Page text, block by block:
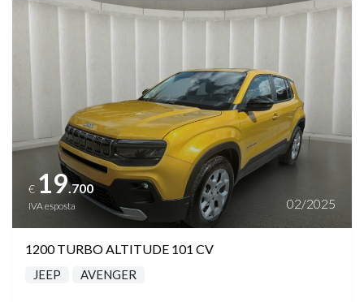
Vedi dettagli
€ 19.700
IVA esposta 02/2025
1200 TURBO ALTITUDE 101 CV
JEEP AVENGER